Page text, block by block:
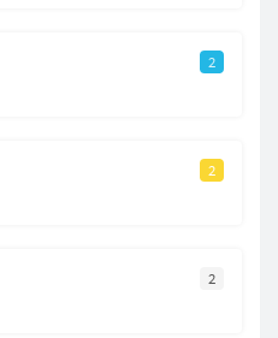
2
2
2